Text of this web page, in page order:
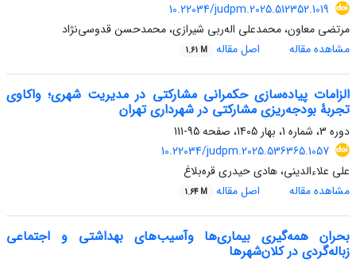
10.22034/judpm.2025.512352.1019
مرتضی معاون، محمدعلی اله‌ربی شیرازی، محمدحسن قدوسی‌نژاد
مشاهده مقاله
اصل مقاله 1.61 M
الزامات پیاده‌سازی حکمرانی مشارکتی در مدیریت شهری؛ واکاوی
تجربۀ بودجه‌ریزی مشارکتی در شهرداری تهران
دوره 3، شماره 1، بهار 1405، صفحه
95-111
10.22034/judpm.2025.536365.1057
علی علاءالدینی، هادی حیدری قره‌بلاغ
مشاهده مقاله
اصل مقاله 1.64 M
بحران همه‌گیری بیماری‌ها وآسیب‌های بهداشتی و اجتماعی
زباله‌گردی در کلان‌شهرها